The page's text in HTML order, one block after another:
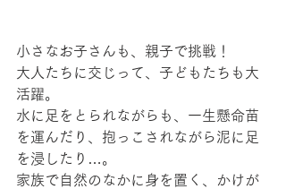
小さなお子さんも、親子で挑戦！
大人たちに交じって、子どもたちも大
活躍。
水に足をとられながらも、一生懸命苗
を運んだり、抱っこされながら泥に足
を浸したり…。
家族で自然のなかに身を置く、かけが